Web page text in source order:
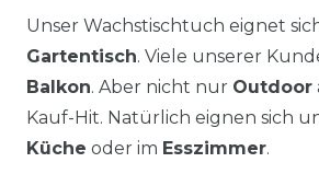
Unser Wachstischtuch eignet
Gartentisch. Viele unserer
Balkon. Aber nicht nur Outdoor
Kauf-Hit. Natürlich eignen sich
Küche oder im Esszimmer.